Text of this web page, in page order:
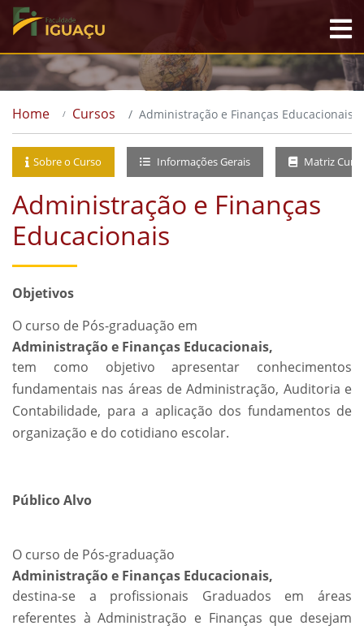
Home Cursos Administração e Finanças Educacionais
Sobre o Curso Informações Gerais Matriz
Administração e Finanças
Educacionais
Objetivos
O curso de Pós-graduação em
Administração e Finanças Educacionais,
tem como objetivo apresentar conhecimentos
fundamentais nas áreas de Administração, Auditoria e
Contabilidade, para a aplicação dos fundamentos de
organização e do cotidiano escolar.
Público Alvo
O curso de Pós-graduação
Administração e Finanças Educacionais,
destina-se a profissionais Graduados em áreas
referentes à Administração e Finanças que desejam